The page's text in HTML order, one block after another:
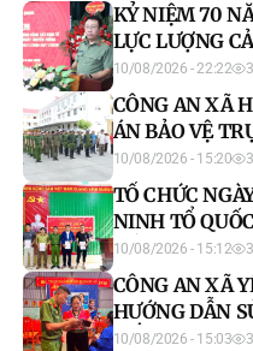
KỶ NIỆM 70
LỰC LƯỢNG
10/08/2026 - 22:22
CÔNG AN XÃ
ÁN BẢO VỆ
XỬ LÝ TÌNH
NINH, TRẬT
10/08/2026 - 15:20
TỔ CHỨC
NINH TỔ
HỒNG NGÀI,
SỦA CHẢI, HÁ
10/08/2026 - 15:12
CÔNG AN XÃ
HƯỚNG DẪN
MẮT MÔ HÌNH
10/08/2026 - 15:03